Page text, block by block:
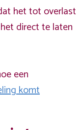
het tot overlast
direct te laten
een
komt